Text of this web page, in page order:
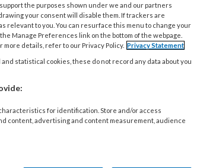
berichten over
Zo vind
technieken, over
in de
Filter
3d-print
the purposes shown under we and our partners
your consent will disable them. If trackers are
relevant to you. You can resurface this menu to change your
Manage Preferences link on the bottom of the webpage.
details, refer to our Privacy Policy. Privacy Statement
statistical cookies, these do not record any data about you
for identification. Store and/or access
content, advertising and content measurement, audience